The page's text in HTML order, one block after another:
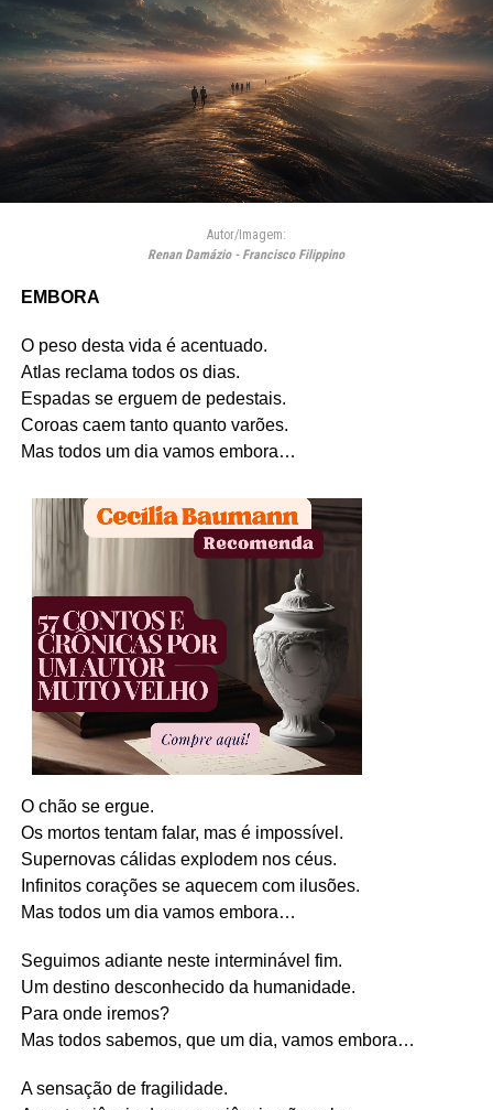
Autor/Imagem:
Renan Damázio - Francisco Filippino
EMBORA
O peso desta vida é acentuado.
Atlas reclama todos os dias.
Espadas se erguem de pedestais.
Coroas caem tanto quanto varões.
Mas todos um dia vamos embora…
O chão se ergue.
Os mortos tentam falar, mas é impossível.
Supernovas cálidas explodem nos céus.
Infinitos corações se aquecem com ilusões.
Mas todos um dia vamos embora…
Seguimos adiante neste interminável fim.
Um destino desconhecido da humanidade.
Para onde iremos?
Mas todos sabemos, que um dia, vamos embora…
A sensação de fragilidade.